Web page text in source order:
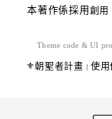
本著作係採用 創用
Theme code & UI
⚜️朝聖者計畫 | 使用